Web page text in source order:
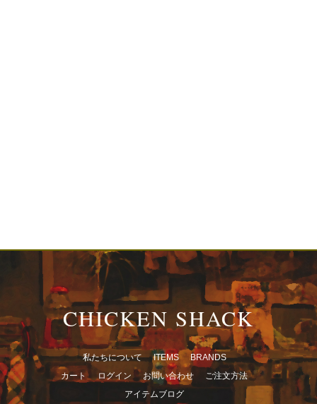
CHICKEN SHACK
私たちについて ITEMS
BRANDS
カート
ログイン お問い合わせ
ご注文方法
アイテムブログ